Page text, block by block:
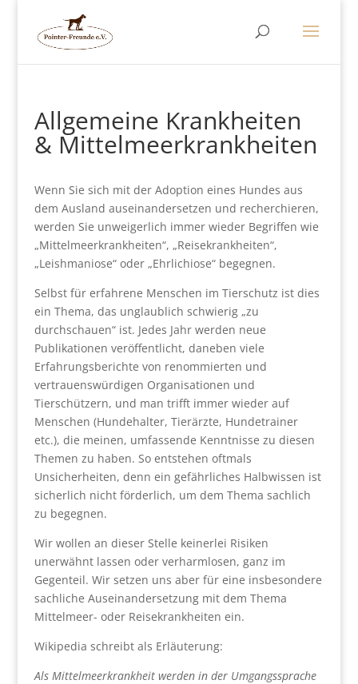
Allgemeine Krankheiten
& Mittelmeerkrankheiten
Wenn Sie sich mit der Adoption eines Hundes aus
dem Ausland auseinandersetzen und recherchieren,
werden Sie unweigerlich immer wieder Begriffen wie
„Mittelmeerkrankheiten“, „Reisekrankheiten“,
„Leishmaniose“ oder „Ehrlichiose“ begegnen.
Selbst für erfahrene Menschen im Tierschutz ist dies
ein Thema, das unglaublich schwierig „zu
durchschauen“ ist. Jedes Jahr werden neue
Publikationen veröffentlicht, daneben viele
Erfahrungsberichte von renommierten und
vertrauenswürdigen Organisationen und
Tierschützern, und man trifft immer wieder auf
Menschen (Hundehalter, Tierärzte, Hundetrainer
etc.), die meinen, umfassende Kenntnisse zu diesen
Themen zu haben. So entstehen oftmals
Unsicherheiten, denn ein gefährliches Halbwissen ist
sicherlich nicht förderlich, um dem Thema sachlich
zu begegnen.
Wir wollen an dieser Stelle keinerlei Risiken
unerwähnt lassen oder verharmlosen, ganz im
Gegenteil. Wir setzen uns aber für eine insbesondere
sachliche Auseinandersetzung mit dem Thema
Mittelmeer- oder Reisekrankheiten ein.
Wikipedia schreibt als Erläuterung:
Als Mittelmeerkrankheit werden in der Umgangssprache